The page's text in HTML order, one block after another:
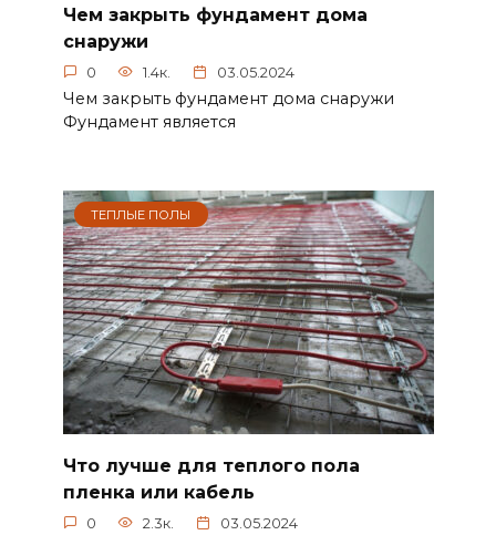
Чем закрыть фундамент дома
снаружи
0 1.4к. 03.05.2024
Чем закрыть фундамент дома снаружи
Фундамент является
ТЕПЛЫЕ ПОЛЫ
Что лучше для теплого пола
пленка или кабель
0 2.3к. 03.05.2024